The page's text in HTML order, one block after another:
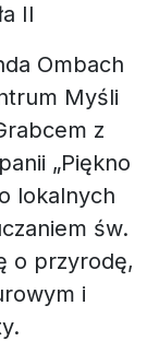
II
Ombach
Myśli
z
„Piękno
lokalnych
św.
o przyrodę,
i